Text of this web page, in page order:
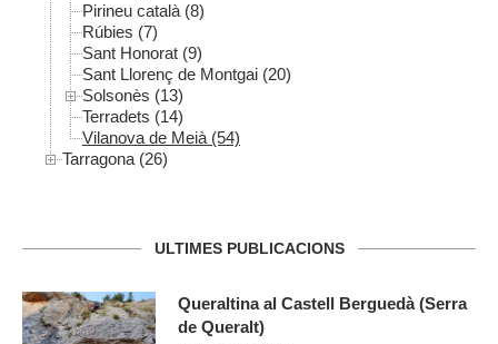
Pirineu català (8)
Rúbies (7)
Sant Honorat (9)
Sant Llorenç de Montgai (20)
Solsonès (13)
Terradets (14)
Vilanova de Meià (54)
Tarragona (26)
ULTIMES PUBLICACIONS
Queraltina al Castell Berguedà (Serra
de Queralt)